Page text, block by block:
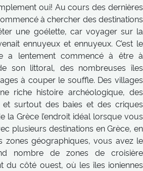
oui! Au cours des dernières
à chercher des destinations
une goélette, car voyager sur la
ennuyeux et ennuyeux. C’est le
a lentement commencé à être à
son littoral, des nombreuses îles
à couper le souffle. Des villages
riche histoire archéologique, des
et surtout des baies et des criques
la Grèce l’endroit idéal lorsque vous
plusieurs destinations en Grèce, en
zones géographiques, vous avez le
nombre de zones de croisière
du côté ouest, où les îles ioniennes